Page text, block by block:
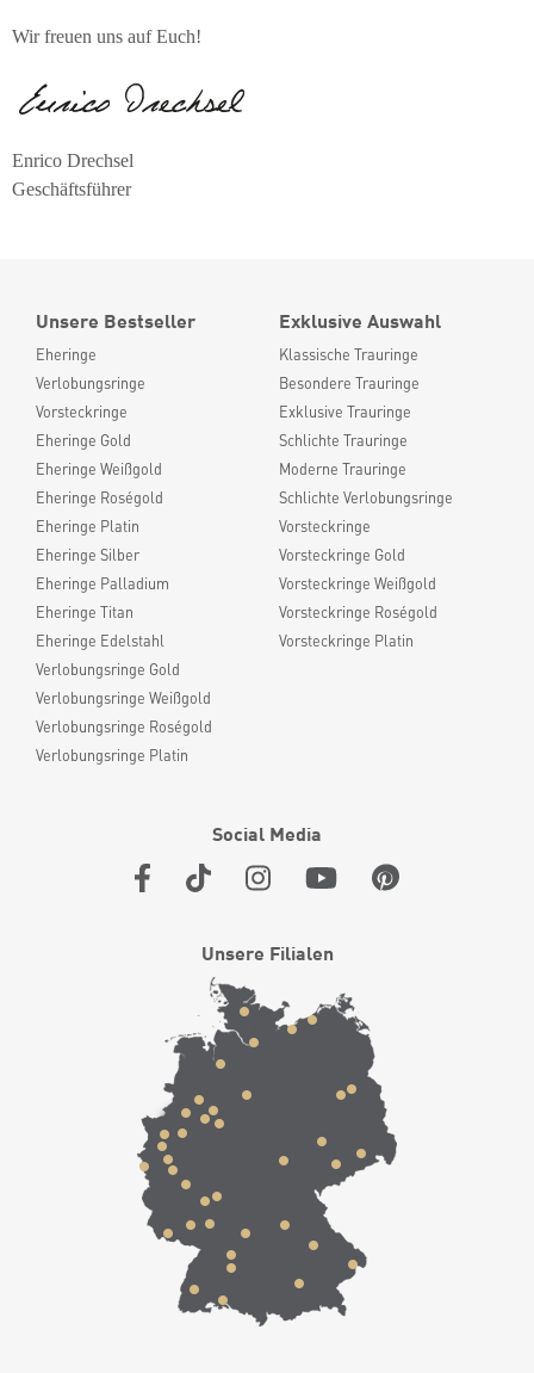
Wir freuen uns auf Euch!
Enrico Drechsel
Geschäftsführer
Unsere Bestseller
Eheringe
Verlobungsringe
Vorsteckringe
Eheringe Gold
Eheringe Weißgold
Eheringe Roségold
Eheringe Platin
Eheringe Silber
Eheringe Palladium
Eheringe Titan
Eheringe Edelstahl
Verlobungsringe Gold
Verlobungsringe Weißgold
Verlobungsringe Roségold
Verlobungsringe Platin
Exklusive Auswahl
Klassische Trauringe
Besondere Trauringe
Exklusive Trauringe
Schlichte Trauringe
Moderne Trauringe
Schlichte Verlobungsringe
Vorsteckringe
Vorsteckringe Gold
Vorsteckringe Weißgold
Vorsteckringe Roségold
Vorsteckringe Platin
Social Media
Unsere Filialen